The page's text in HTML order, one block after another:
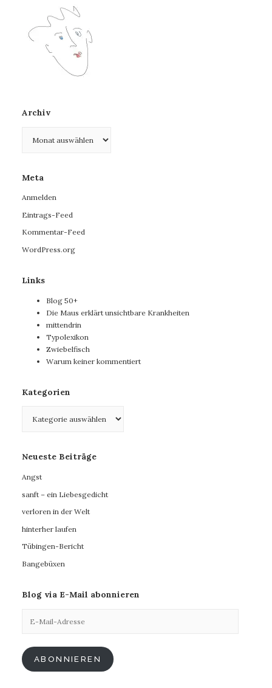
Archiv
Meta
Anmelden
Eintrags-Feed
Kommentar-Feed
WordPress.org
Links
Blog 50+
Die Maus erklärt unsichtbare Krankheiten
mittendrin
Typolexikon
Zwiebelfisch
Warum keiner kommentiert
Kategorien
Neueste Beiträge
Angst
sanft – ein Liebesgedicht
verloren in der Welt
hinterher laufen
Tübingen-Bericht
Bangebüxen
Blog via E-Mail abonnieren
Mail-
ABONNIEREN